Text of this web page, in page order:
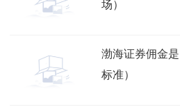
场）
渤海证券佣金
标准）